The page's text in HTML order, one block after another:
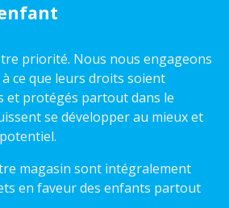
priorité. Nous nous engageons
ce que leurs droits soient
et protégés partout dans le
se développer au mieux et
magasin sont intégralement
en faveur des enfants partout